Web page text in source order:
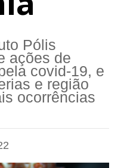
Pólis
ações de
covid-19, e
e região
ocorrências